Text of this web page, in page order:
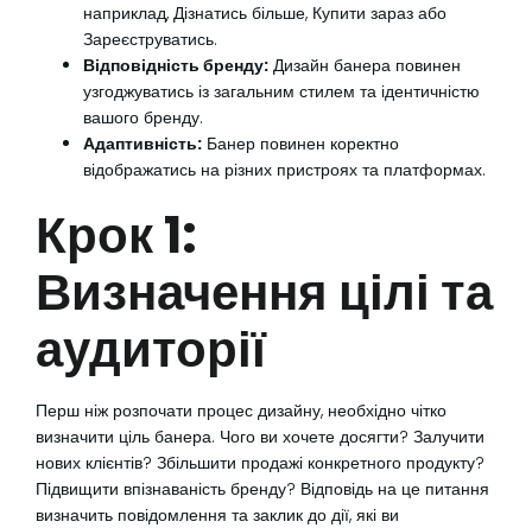
наприклад, Дізнатись більше, Купити зараз або
Зареєструватись.
Відповідність бренду: Дизайн банера повинен
узгоджуватись із загальним стилем та ідентичністю
вашого бренду.
Адаптивність: Банер повинен коректно
відображатись на різних пристроях та платформах.
Крок 1:
Визначення цілі та
аудиторії
Перш ніж розпочати процес дизайну, необхідно чітко
визначити ціль банера. Чого ви хочете досягти? Залучити
нових клієнтів? Збільшити продажі конкретного продукту?
Підвищити впізнаваність бренду? Відповідь на це питання
визначить повідомлення та заклик до дії, які ви